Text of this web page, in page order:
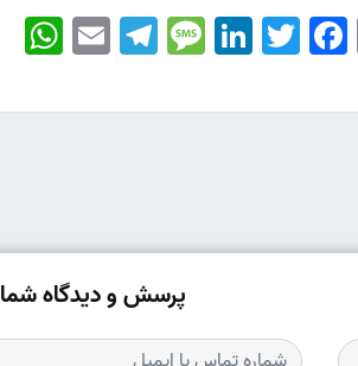
WhatsApp EmailTelegramMessageLinkedIn TwitterFacebook
پرسش و دیدگاه شما